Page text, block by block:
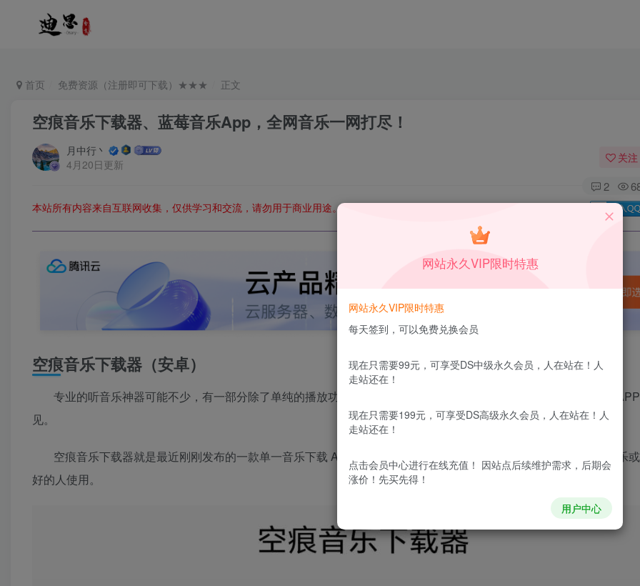
首页 免费资源（注册即可下载）★★★ 正文
空痕音乐下载器、蓝莓音乐App，全网音乐一网打尽！
月中行丶
4月20日更新
关注
2
本站所有内容来自互联网收集，仅供学习和交流，请勿用于商业用途。如有侵权、不妥之处，请第一时间联系我们删除！Q群：
空痕音乐下载器（安卓）
专业的听音乐神器可能不少，有一部分除了单纯的播放功能之外，还支持对音乐的下载，但是专业的音乐下载器
见。
空痕音乐下载器就是最近刚刚发布的一款单一音乐下载 APP，仅支持音乐的下载，非常适合那些喜欢离线播放音乐
好的人使用。
网站永久VIP限时特惠
网站永久VIP限时特惠
每天签到，可以免费兑换会员
现在只需要99元，可享受DS中级永久会员，人在站在！人
走站还在！
现在只需要199元，可享受DS高级永久会员，人在站在！人
走站还在！
点击会员中心进行在线充值！ 因站点后续维护需求，后期会
涨价！先买先得！
用户中心